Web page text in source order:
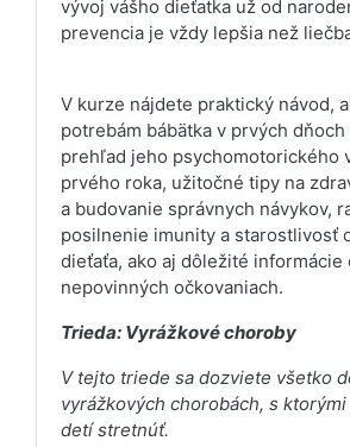
vývoj vášho dieťatka už od
prevencia je vždy lepšia než
V kurze nájdete praktický návod,
potrebám bábätka v prvých dňoch
prehľad jeho psychomotorického
prvého roka, užitočné tipy na
a budovanie správnych návykov,
posilnenie imunity a starostlivosť
dieťaťa, ako aj dôležité informácie
nepovinných očkovaniach.
Trieda: Vyrážkové choroby
V tejto triede sa dozviete všetko
vyrážkových chorobách, s
detí stretnúť.